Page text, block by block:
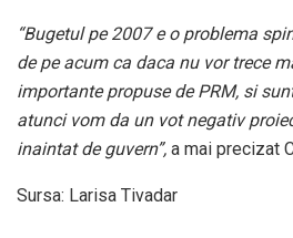
“Bugetul pe 2007 e o problema
de pe acum ca daca nu vor trece
importante propuse de PRM, si
atunci vom da un vot negativ
inaintat de guvern”, a mai precizat
Sursa: Larisa Tivadar